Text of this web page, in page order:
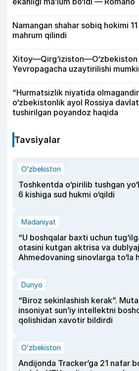
Namangan shahar sobiq hokimi
mahrum qilindi
Xitoy—Qirg‘iziston—O‘zbekiston
Yevropagacha uzaytirilishi
“Hurmatsizlik niyatida
o‘zbekistonlik ayol Rossiya
tushirilgan poyandoz haqida
Tavsiyalar
O‘zbekiston
Toshkentda o‘pirilib tushgan
6 kishiga sud hukmi o‘qildi
Madaniyat
“U boshqalar baxti uchun
otasini kutgan aktrisa va
Ahmedovaning sinovlarga to‘la
Dunyo
“Biroz sekinlashish kerak”.
insoniyat sun’iy intellektni
qolishidan xavotir bildirdi
O‘zbekiston
Andijonda Tracker’ga 21 nafar